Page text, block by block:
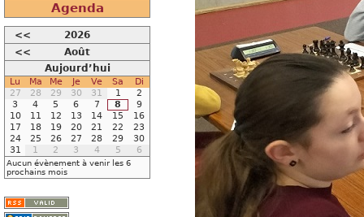
Agenda
<<
2026
<<
Août
Aujourd’hui
Lu Ma Me Je Ve Sa
Di
27
28 29 30 31 1
2
3
4 5 6 7 8
9
10
11 12 13 14 15
16
17
18 19 20 21 22
23
24
25 26 27 28 29
30
31
1 2 3 4 5 6
Aucun évènement à venir les 6
prochains mois